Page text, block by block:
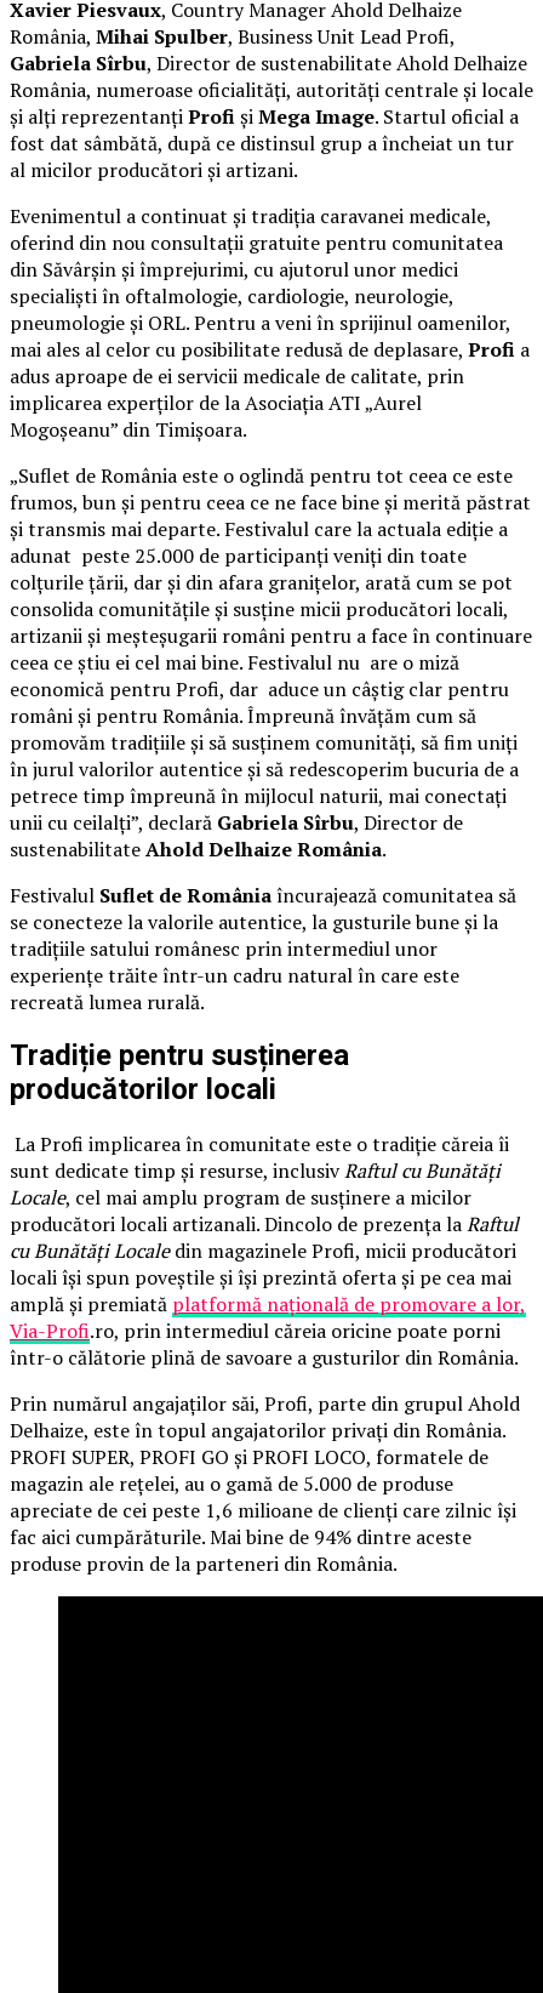
Xavier Piesvaux, Country Manager Ahold Delhaize
România, Mihai Spulber, Business Unit Lead Profi,
Gabriela Sîrbu, Director de sustenabilitate Ahold Delhaize
România, numeroase oficialități, autorități centrale și locale
și alți reprezentanțiProfișiMega Image. Startul oficial a
fost dat sâmbătă, după ce distinsul grup a încheiat un tur
al micilor producători și artizani.
Evenimentul a continuat și tradiția caravanei medicale,
oferind din nou consultații gratuite pentru comunitatea
din Săvârșin și împrejurimi, cu ajutorul unor medici
specialiști în oftalmologie, cardiologie, neurologie,
pneumologie și ORL. Pentru a veni în sprijinul oamenilor,
mai ales al celor cu posibilitate redusă de deplasare, Profi a
adus aproape de ei servicii medicale de calitate, prin
implicarea experților de la Asociația ATI „Aurel
Mogoșeanu” din Timișoara.
„Suflet de România este o oglindă pentru tot ceea ce este
frumos, bun și pentru ceea ce ne face bine și merită păstrat
și transmis mai departe. Festivalul care la actuala ediție a
adunat peste 25.000 de participanți veniți din toate
colțurile țării, dar și din afara granițelor, arată cum se pot
consolida comunitățile și susține micii producători locali,
artizanii și meșteșugarii români pentru a face în continuare
ceea ce știu ei cel mai bine. Festivalul nu are o miză
economică pentru Profi, dar aduce un câștig clar pentru
români și pentru România. Împreună învățăm cum să
promovăm tradițiile și să susținem comunități, să fim uniți
în jurul valorilor autentice și să redescoperim bucuria de a
petrece timp împreună în mijlocul naturii, mai conectați
unii cu ceilalți”, declară Gabriela Sîrbu, Director de
sustenabilitateAhold Delhaize România.
Festivalul Suflet de Româniaîncurajează comunitatea să
se conecteze la valorile autentice, la gusturile bune și la
tradițiile satului românesc prin intermediul unor
experiențe trăite într-un cadru natural în care este
recreată lumea rurală.
Tradiție pentru susținerea
producătorilor locali
La Profi implicarea în comunitate este o tradiție căreia îi
sunt dedicate timp și resurse, inclusivRaftul cu Bunătăți
Locale, cel mai amplu program de susținere a micilor
producători locali artizanali. Dincolo de prezența laRaftul
cu Bunătăți Localedin magazinele Profi, micii producători
locali își spun poveștile și își prezintă oferta și pe cea mai
amplă și premiată platformă națională de promovare a lor,
Via-Profi.ro, prin intermediul căreia oricine poate porni
într-o călătorie plină de savoare a gusturilor din România.
Prin numărul angajaților săi, Profi, parte din grupul Ahold
Delhaize, este în topul angajatorilor privați din România.
PROFI SUPER, PROFI GO și PROFI LOCO, formatele de
magazin ale rețelei, au o gamă de 5.000 de produse
apreciate de cei peste 1,6 milioane de clienți care zilnic își
fac aici cumpărăturile. Mai bine de 94% dintre aceste
produse provin de la parteneri din România.